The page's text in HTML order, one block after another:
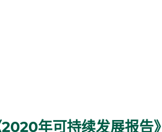
年可持续发展报告》